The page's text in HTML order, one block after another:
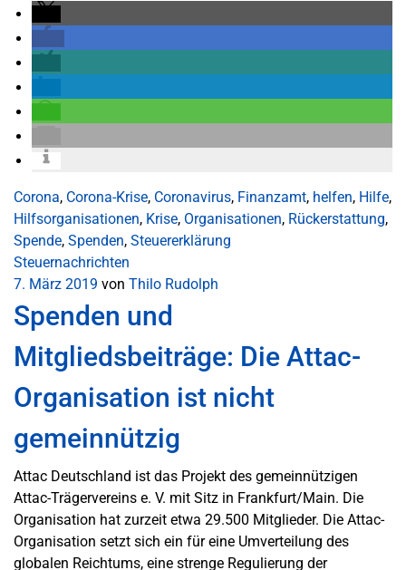
Corona, Corona-Krise, Coronavirus, Finanzamt, helfen, Hilfe,
Hilfsorganisationen, Krise, Organisationen, Rückerstattung,
Spende, Spenden, Steuererklärung
Steuernachrichten
7. März 2019 von Thilo Rudolph
Spenden und
Mitgliedsbeiträge: Die Attac-
Organisation ist nicht
gemeinnützig
Attac Deutschland ist das Projekt des gemeinnützigen
Attac-Trägervereins e. V. mit Sitz in Frankfurt/Main. Die
Organisation hat zurzeit etwa 29.500 Mitglieder. Die Attac-
Organisation setzt sich ein für eine Umverteilung des
globalen Reichtums, eine strenge Regulierung der